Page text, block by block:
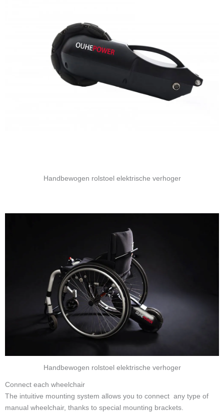
Handbewogen rolstoel elektrische verhoger
Handbewogen rolstoel elektrische verhoger
Connect each wheelchair
The intuitive mounting system allows you to connect any type of
manual wheelchair, thanks to special mounting brackets.